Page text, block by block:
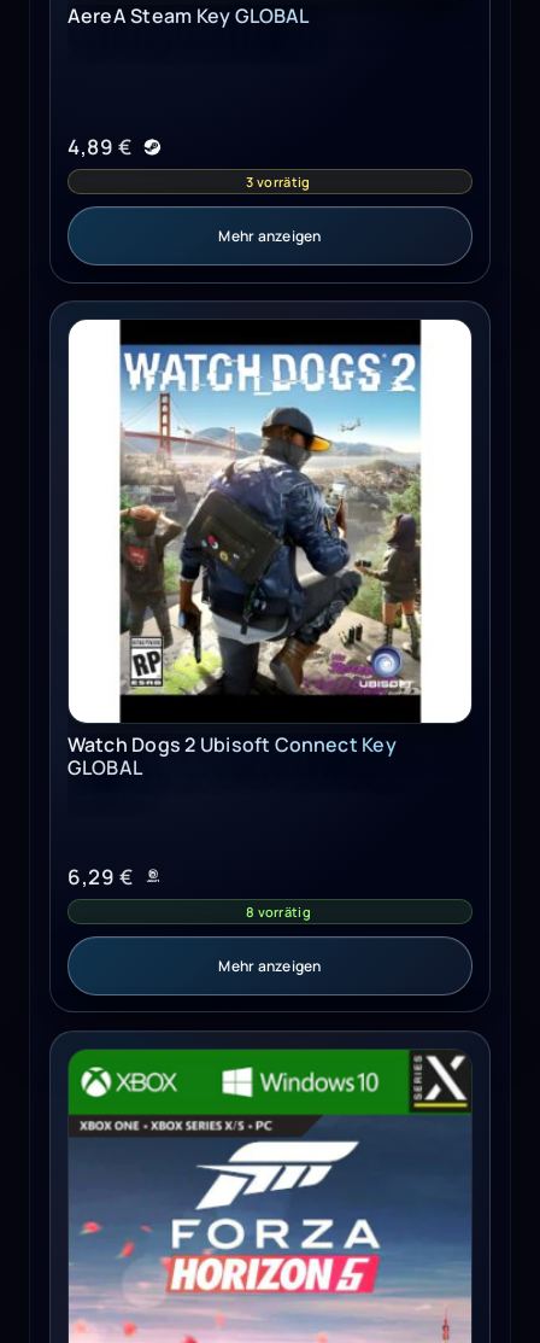
AereA Steam Key GLOBAL
4,89 €
3 vorrätig
Mehr anzeigen
Watch Dogs 2 Ubisoft Connect Key GLOBAL
Watch Dogs 2 Ubisoft Connect Key
GLOBAL
6,29 €
8 vorrätig
Mehr anzeigen
Forza Horizon 5 (Xbox Series X/S, Windows 10) - Xbox Live